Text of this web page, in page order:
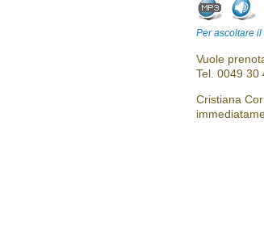
Per ascoltare
Vuole
Tel. 0049 30
Cristiana